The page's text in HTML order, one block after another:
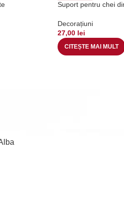
Suport pentru chei
Decorațiuni
27,00 lei
CITEȘTE MAI MULT